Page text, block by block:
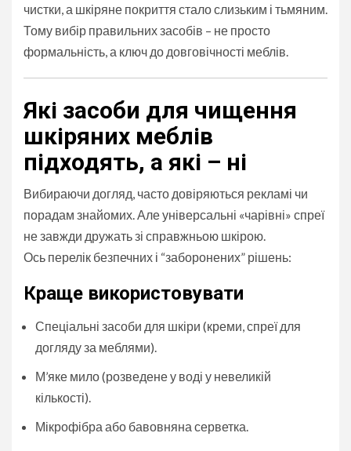
чистки, а шкіряне покриття стало слизьким і тьмяним.
Тому вибір правильних засобів – не просто
формальність, а ключ до довговічності меблів.
Які засоби для чищення
шкіряних меблів
підходять, а які – ні
Вибираючи догляд, часто довіряються рекламі чи
порадам знайомих. Але універсальні «чарівні» спреї
не завжди дружать зі справжньою шкірою.
Ось перелік безпечних і “заборонених” рішень:
Краще використовувати
Спеціальні засоби для шкіри (креми, спреї для
догляду за меблями).
М’яке мило (розведене у воді у невеликій
кількості).
Мікрофібра або бавовняна серветка.